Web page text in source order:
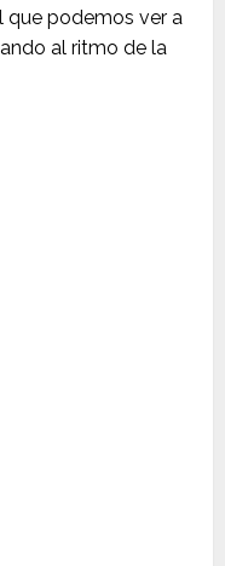
que podemos ver a
al ritmo de la